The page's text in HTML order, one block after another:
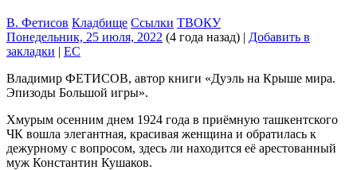
В. Фетисов Кладбище Ссылки ТВОКУ
Понедельник, 25 июля, 2022 (4 года назад) | Добавить в
закладки | EC
Владимир ФЕТИСОВ, автор книги «Дуэль на Крыше мира.
Эпизоды Большой игры».
Хмурым осенним днем 1924 года в приёмную ташкентского
ЧК вошла элегантная, красивая женщина и обратилась к
дежурному с вопросом, здесь ли находится её арестованный
муж Константин Кушаков.